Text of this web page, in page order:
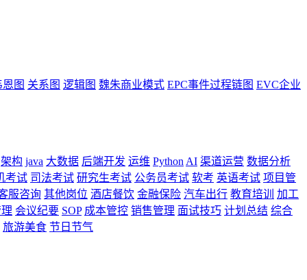
恩图 关系图 逻辑图 魏朱商业模式 EPC事件过程链图 EVC企业
架构 java 大数据 后端开发 运维 Python AI 渠道运营 数据分析
考试 司法考试 研究生考试 公务员考试 软考 英语考试 项目管
服咨询 其他岗位 酒店餐饮 金融保险 汽车出行 教育培训
加工
会议纪要 SOP 成本管控 销售管理 面试技巧 计划总结 综合
旅游美食 节日节气